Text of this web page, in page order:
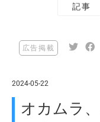
記事
広告掲載
2024-05-22
オカムラ